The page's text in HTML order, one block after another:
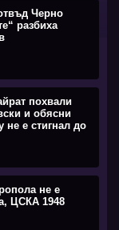
Черно
разбиха
похвали
и обясни
не е стигнал до
не е
ЦСКА 1948